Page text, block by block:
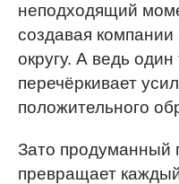
неподходящий
создавая
округу. А ведь
перечёркивает
положительного
Зато продуманный
превращает